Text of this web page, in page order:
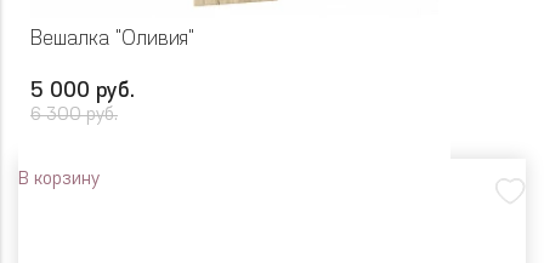
Вешалка "Оливия"
5 000 руб.
6 300 руб.
В корзину